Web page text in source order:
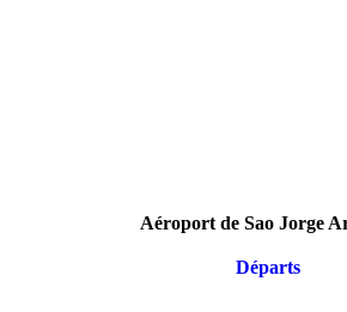
Aéroport de Sao Jorge
Départs